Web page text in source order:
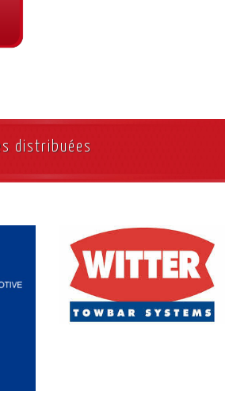
distribuées